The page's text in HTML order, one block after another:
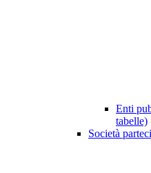
Enti
tabelle)
Società